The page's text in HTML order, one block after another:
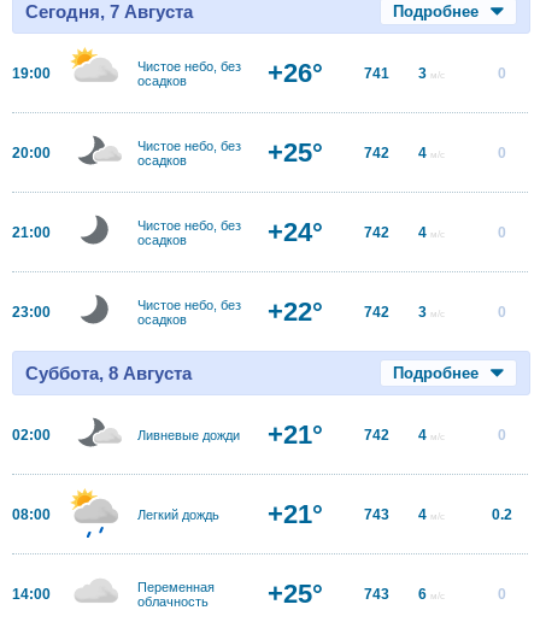
Сегодня, 7 Августа Подробнее
19:00
Чистое небо, без
осадков
+26° 741 3 м/с 0
20:00
Чистое небо, без
осадков
+25° 742 4 м/с 0
21:00
Чистое небо, без
осадков
+24° 742 4 м/с 0
23:00
Чистое небо, без
осадков
+22° 742 3 м/с 0
Суббота, 8 Августа Подробнее
02:00 Ливневые дожди +21° 742 4 м/с 0
08:00 Легкий дождь +21° 743 4 м/с 0.2
14:00
Переменная
облачность
+25° 743 6 м/с 0